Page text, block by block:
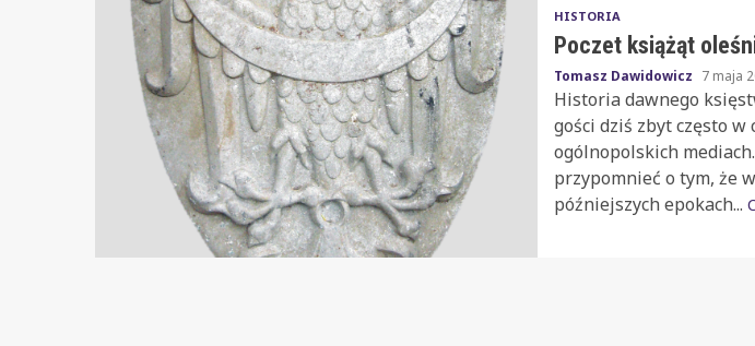
HISTORIA
Poczet książąt
Tomasz Dawidowicz 7 maja
Historia dawnego
gości dziś zbyt często w
ogólnopolskich
przypomnieć o tym, że
późniejszych epokach...